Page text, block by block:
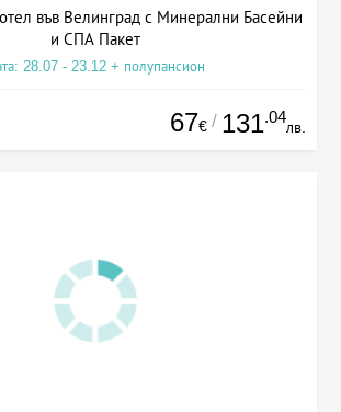
във Велинград с Минерални Басейни
и СПА Пакет
28.07 - 23.12 + полупансион
67€ / 131.04
лв.